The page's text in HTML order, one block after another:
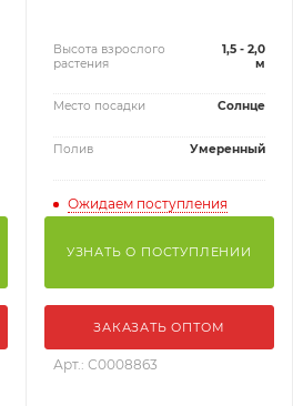
Высота взрослого
растения
1,5 - 2,0
м
Место посадки Солнце
Полив Умеренный
Ожидаем поступления
УЗНАТЬ О ПОСТУПЛЕНИИ
ЗАКАЗАТЬ ОПТОМ
Арт.: С0008863